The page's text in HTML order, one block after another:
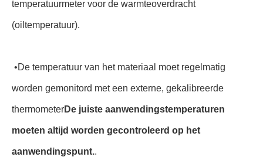
temperatuurmeter voor de warmteoverdracht
(oiltemperatuur).
•De temperatuur van het materiaal moet regelmatig
worden gemonitord met een externe, gekalibreerde
thermometerDe juiste aanwendingstemperaturen
moeten altijd worden gecontroleerd op het
aanwendingspunt..